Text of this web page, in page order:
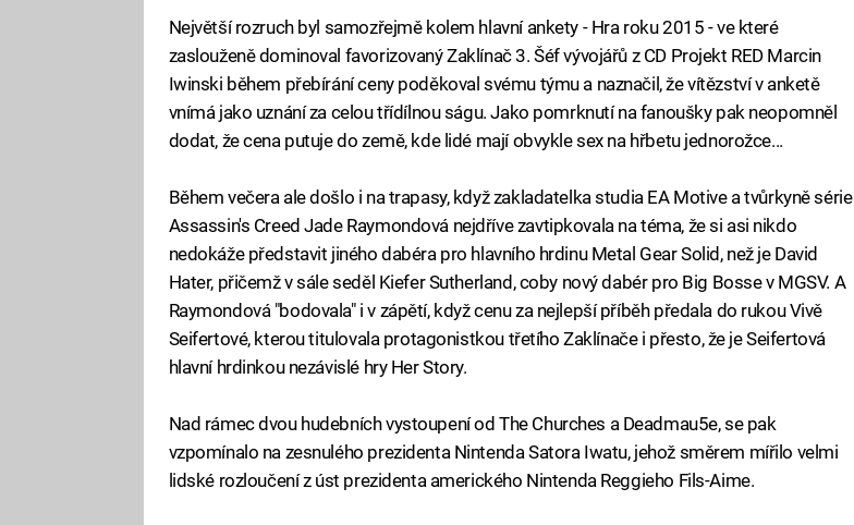
Největší rozruch byl samozřejmě kolem hlavní ankety - Hra roku 2015 - ve které
zaslouženě dominoval favorizovaný Zaklínač 3. Šéf vývojářů z CD Projekt RED Marcin
Iwinski během přebírání ceny poděkoval svému týmu a naznačil, že vítězství v anketě
vnímá jako uznání za celou třídílnou ságu. Jako pomrknutí na fanoušky pak neopomněl
dodat, že cena putuje do země, kde lidé mají obvykle sex na hřbetu jednorožce...
Během večera ale došlo i na trapasy, když zakladatelka studia EA Motive a tvůrkyně série
Assassin's Creed Jade Raymondová nejdříve zavtipkovala na téma, že si asi nikdo
nedokáže představit jiného dabéra pro hlavního hrdinu Metal Gear Solid, než je David
Hater, přičemž v sále seděl Kiefer Sutherland, coby nový dabér pro Big Bosse v MGSV. A
Raymondová "bodovala" i v zápětí, když cenu za nejlepší příběh předala do rukou Vivě
Seifertové, kterou titulovala protagonistkou třetího Zaklínače i přesto, že je Seifertová
hlavní hrdinkou nezávislé hry Her Story.
Nad rámec dvou hudebních vystoupení od The Churches a Deadmau5e, se pak
vzpomínalo na zesnulého prezidenta Nintenda Satora Iwatu, jehož směrem mířilo velmi
lidské rozloučení z úst prezidenta amerického Nintenda Reggieho Fils-Aime.